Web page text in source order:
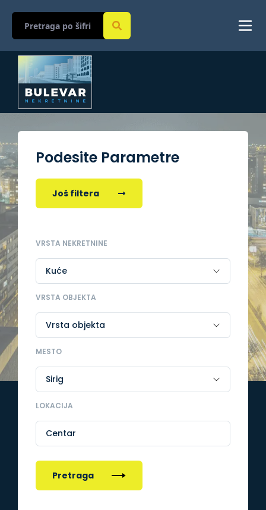
Podesite Parametre
Još filtera
VRSTA NEKRETNINE
VRSTA OBJEKTA
MESTO
LOKACIJA
Centar
Pretraga